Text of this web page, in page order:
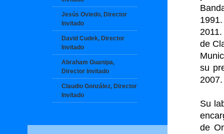
Jesús Oviedo, Director
Invitado
David Cudek, Director
Invitado
Abraham Guanipa,
Director Invitado
Claudio González, Director
Invitado
de
su
2007.
Su
de